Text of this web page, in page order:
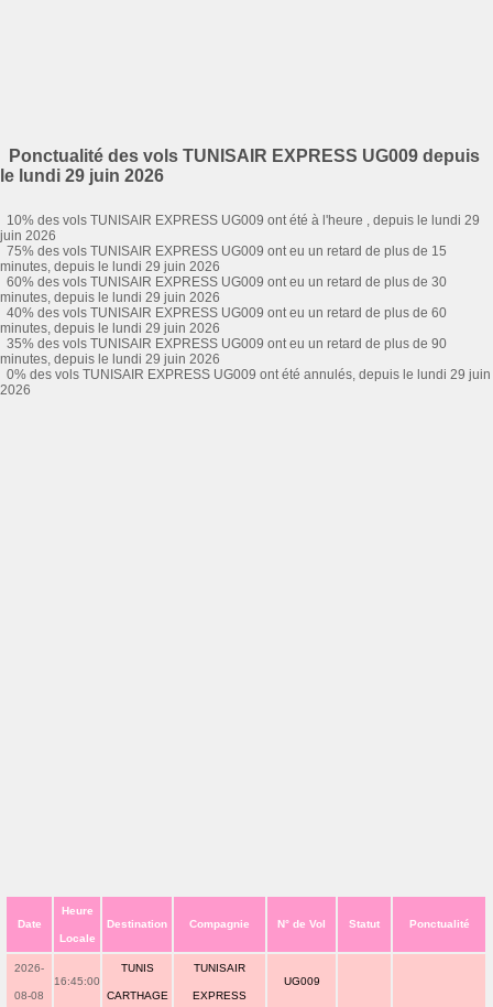
Ponctualité des vols TUNISAIR EXPRESS UG009 depuis
le lundi 29 juin 2026
10% des vols TUNISAIR EXPRESS UG009 ont été à l'heure , depuis le lundi 29
juin 2026
75% des vols TUNISAIR EXPRESS UG009 ont eu un retard de plus de 15
minutes, depuis le lundi 29 juin 2026
60% des vols TUNISAIR EXPRESS UG009 ont eu un retard de plus de 30
minutes, depuis le lundi 29 juin 2026
40% des vols TUNISAIR EXPRESS UG009 ont eu un retard de plus de 60
minutes, depuis le lundi 29 juin 2026
35% des vols TUNISAIR EXPRESS UG009 ont eu un retard de plus de 90
minutes, depuis le lundi 29 juin 2026
0% des vols TUNISAIR EXPRESS UG009 ont été annulés, depuis le lundi 29 juin
2026
Date
Heure
Locale
Destination Compagnie N° de Vol Statut Ponctualité
2026-
08-08
16:45:00
TUNIS
CARTHAGE
TUNISAIR
EXPRESS
UG009